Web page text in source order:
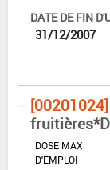
DATE DE FIN
31/12/2007
[00201024]
DOSE MAX
D'EMPLOI